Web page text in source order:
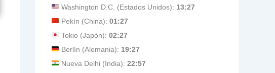
Washington D.C. (Estados Unidos): 13:27
Pekín (China): 01:27
Tokio (Japón): 02:27
Berlín (Alemania): 19:27
Nueva Delhi (India): 22:57